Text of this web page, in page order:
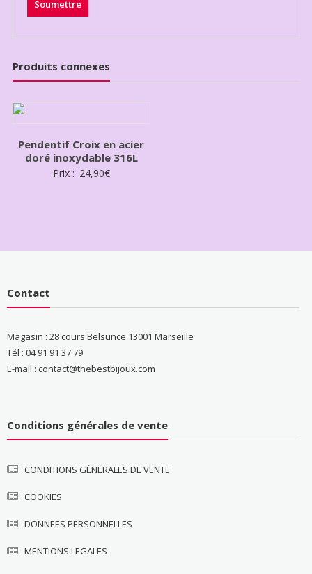
Produits connexes
Pendentif Croix en acier
doré inoxydable 316L
Prix : 24,90€
Contact
Magasin : 28 cours Belsunce 13001 Marseille
Tél : 04 91 91 37 79
E-mail : contact@thebestbijoux.com
Conditions générales de vente
CONDITIONS GÉNÉRALES DE VENTE
COOKIES
DONNEES PERSONNELLES
MENTIONS LEGALES